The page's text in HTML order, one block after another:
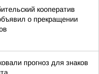
кооператив
о прекращении
прогноз для знаков